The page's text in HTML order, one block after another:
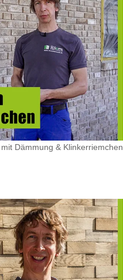
Dämmung & Klinkerriemchen